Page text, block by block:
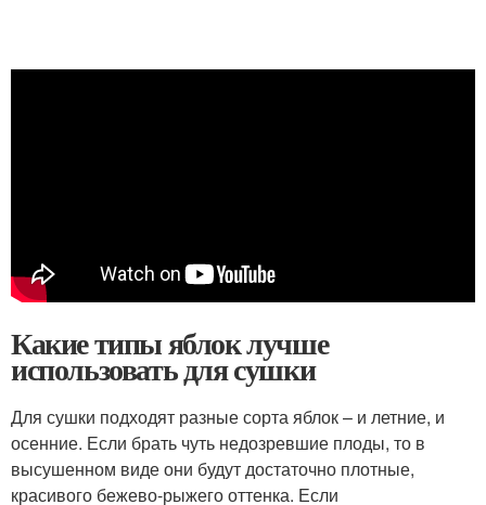
Какие типы яблок лучше
использовать для сушки
Для сушки подходят разные сорта яблок – и летние, и
осенние. Если брать чуть недозревшие плоды, то в
высушенном виде они будут достаточно плотные,
красивого бежево-рыжего оттенка. Если